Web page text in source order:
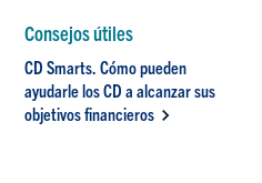
Consejos útiles
CD Smarts. Cómo pueden
ayudarle los CD a alcanzar sus
objetivos financieros